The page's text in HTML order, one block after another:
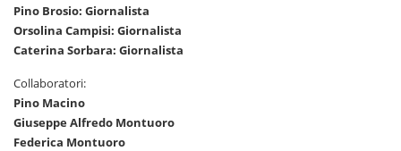
Pino Brosio: Giornalista
Orsolina Campisi: Giornalista
Caterina Sorbara: Giornalista
Collaboratori:
Pino Macino
Giuseppe Alfredo Montuoro
Federica Montuoro